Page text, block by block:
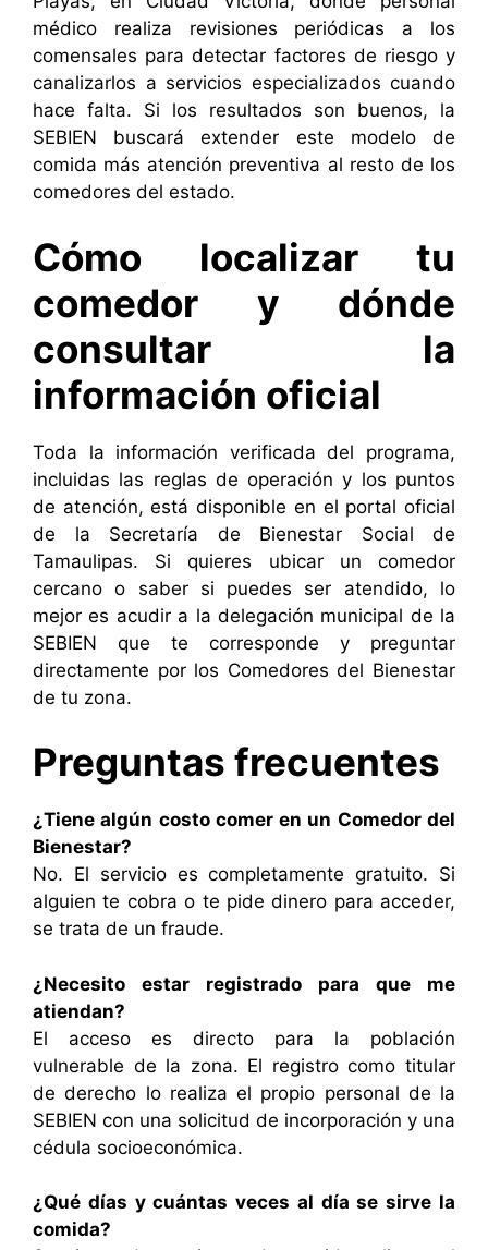
médico realiza revisiones periódicas a los
comensales para detectar factores de riesgo y
canalizarlos a servicios especializados cuando
hace falta. Si los resultados son buenos, la
SEBIEN buscará extender este modelo de
comida más atención preventiva al resto de los
comedores del estado.
Cómo localizar tu
comedor y dónde
consultar la
información oficial
Toda la información verificada del programa,
incluidas las reglas de operación y los puntos
de atención, está disponible en el portal oficial
de la Secretaría de Bienestar Social de
Tamaulipas. Si quieres ubicar un comedor
cercano o saber si puedes ser atendido, lo
mejor es acudir a la delegación municipal de la
SEBIEN que te corresponde y preguntar
directamente por los Comedores del Bienestar
de tu zona.
Preguntas frecuentes
¿Tiene algún costo comer en un Comedor del
Bienestar?
No. El servicio es completamente gratuito. Si
alguien te cobra o te pide dinero para acceder,
se trata de un fraude.
¿Necesito estar registrado para que me
atiendan?
El acceso es directo para la población
vulnerable de la zona. El registro como titular
de derecho lo realiza el propio personal de la
SEBIEN con una solicitud de incorporación y una
cédula socioeconómica.
¿Qué días y cuántas veces al día se sirve la
comida?